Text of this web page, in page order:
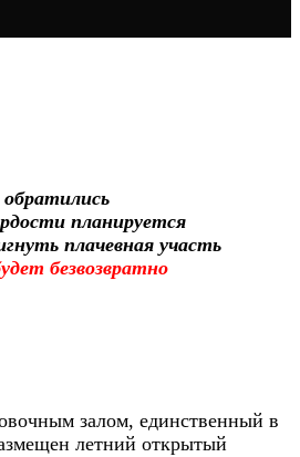
планируется
плачевная участь
безвозвратно
залом, единственный в
летний открытый